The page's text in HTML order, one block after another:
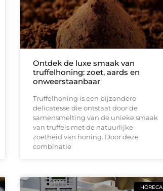
Ontdek de luxe smaak van
truffelhoning: zoet, aards en
onweerstaanbaar
Truffelhoning is een bijzondere
delicatesse die ontstaat door de
samensmelting van de unieke smaak
van truffels met de natuurlijke
zoetheid van honing. Door deze
combinatie
HORECA